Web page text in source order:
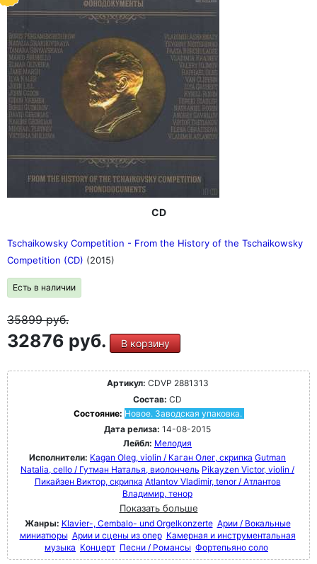
CD
Tschaikowsky Competition - From the History of the Tschaikowsky
Competition (CD) (2015)
Есть в наличии
35899руб.
32876 руб. В корзину
Артикул: CDVP 2881313
Состав: CD
Состояние: Новое. Заводская упаковка.
Дата релиза: 14-08-2015
Лейбл: Мелодия
Исполнители: Kagan Oleg, violin / Каган Oлег, скрипка Gutman
Natalia, cello / Гутман Наталья, виолончель Pikayzen Victor, violin /
Пикайзен Виктор, скрипка Atlantov Vladimir, tenor / Атлантов
Владимир, тенор
Показать больше
Жанры: Klavier-, Cembalo- und Orgelkonzerte Арии / Вокальные
миниатюры Арии и сцены из опер Камерная и инструментальная
музыка Концерт Песни / Романсы Фортепьяно соло